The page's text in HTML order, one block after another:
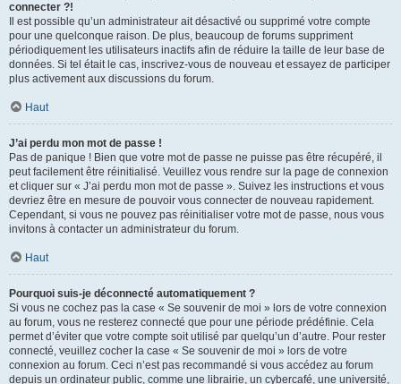
connecter ?!
Il est possible qu’un administrateur ait désactivé ou supprimé votre compte
pour une quelconque raison. De plus, beaucoup de forums suppriment
périodiquement les utilisateurs inactifs afin de réduire la taille de leur base de
données. Si tel était le cas, inscrivez-vous de nouveau et essayez de participer
plus activement aux discussions du forum.
Haut
J’ai perdu mon mot de passe !
Pas de panique ! Bien que votre mot de passe ne puisse pas être récupéré, il
peut facilement être réinitialisé. Veuillez vous rendre sur la page de connexion
et cliquer sur « J’ai perdu mon mot de passe ». Suivez les instructions et vous
devriez être en mesure de pouvoir vous connecter de nouveau rapidement.
Cependant, si vous ne pouvez pas réinitialiser votre mot de passe, nous vous
invitons à contacter un administrateur du forum.
Haut
Pourquoi suis-je déconnecté automatiquement ?
Si vous ne cochez pas la case « Se souvenir de moi » lors de votre connexion
au forum, vous ne resterez connecté que pour une période prédéfinie. Cela
permet d’éviter que votre compte soit utilisé par quelqu’un d’autre. Pour rester
connecté, veuillez cocher la case « Se souvenir de moi » lors de votre
connexion au forum. Ceci n’est pas recommandé si vous accédez au forum
depuis un ordinateur public, comme une librairie, un cybercafé, une université,